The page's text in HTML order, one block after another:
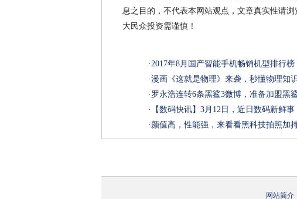
息之目的，不代表本网站观点，文章真实性请
大民众投资需谨慎！
·2017年8月国产智能手机畅销机型排行榜
·漫画《这就是物理》来袭，秒懂物理知
· 罗永浩连转6条黑鲨3微博，准备加盟黑
·
【数码快讯】3月12日，近日数码新鲜事
· 颜值高，性能强，来看看黑科技拍照加
网站简介